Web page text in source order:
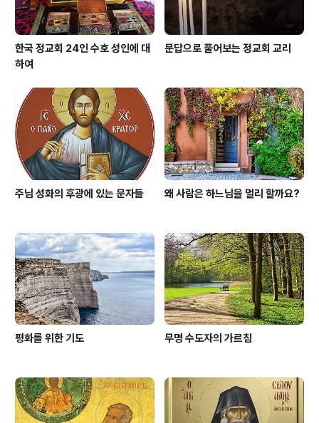
한국 정교회 24인 수호 성인에 대
하여
문답으로 풀어보는 정교회 교리
주님 성화의 후광에 있는 문자들 왜 사람은 하느님을 멀리 할까요?
평화를 위한 기도 무명 수도자의 가르침